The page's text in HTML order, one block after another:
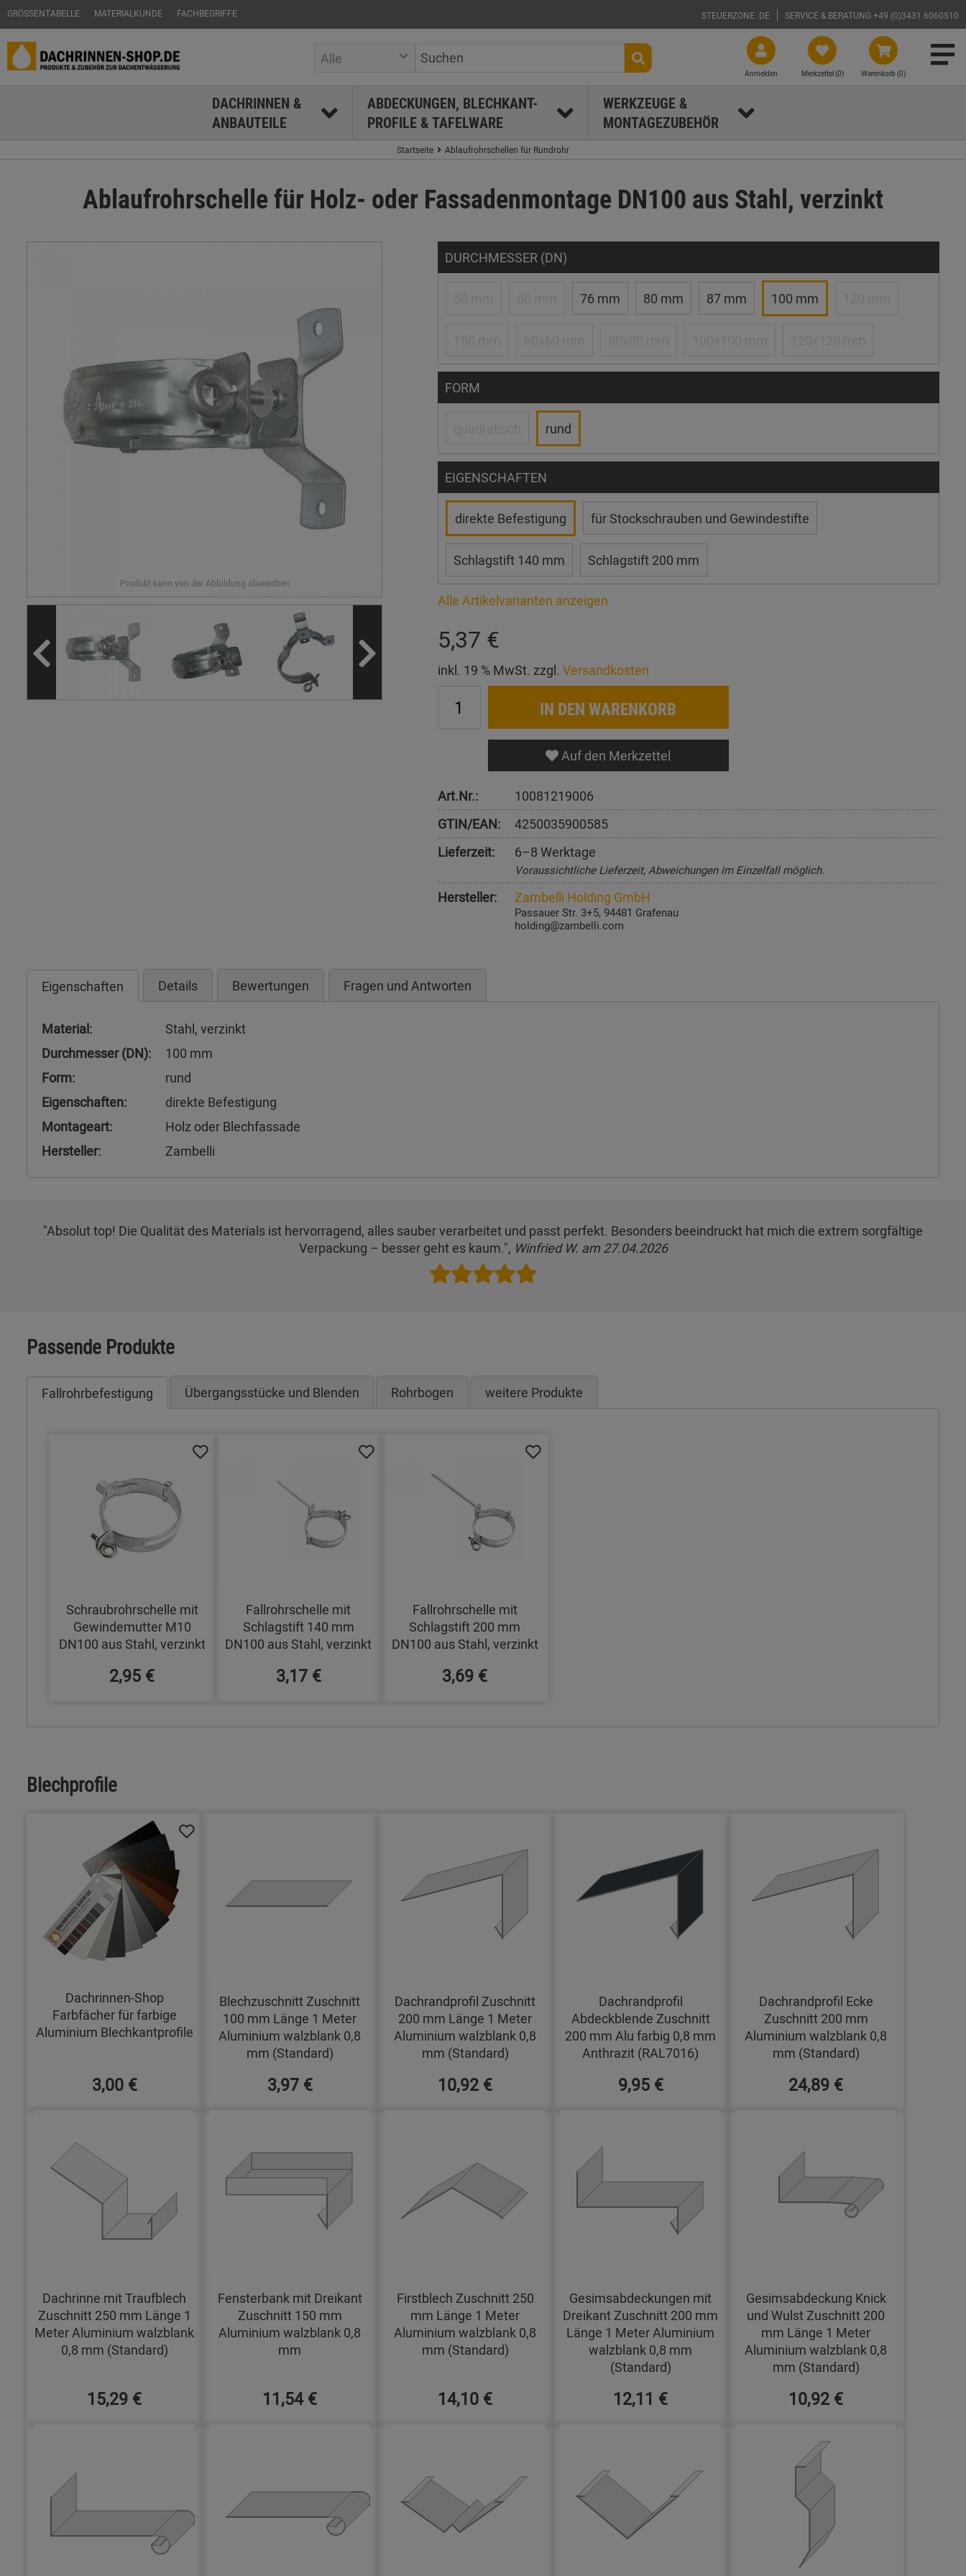
GRÖSSENTABELLE MATERIALKUNDE FACHBEGRIFFE STEUERZONE: DE SERVICE & BERATUNG +49 (0)3431 6060510
Warenkorb (0)
Merkzettel (0)
Anmelden
Alle
DACHRINNEN &
ANBAUTEILE
ABDECKUNGEN, BLECHKANT-
PROFILE & TAFELWARE
WERKZEUGE &
MONTAGEZUBEHÖR
Startseite Ablaufrohrschellen für Rundrohr
Ablaufrohrschelle für Holz- oder Fassadenmontage DN100 aus Stahl, verzinkt
DURCHMESSER (DN)
76 mm 80 mm 87 mm 100 mm
FORM
rund
EIGENSCHAFTEN
direkte Befestigung für Stockschrauben und Gewindestifte
Schlagstift 140 mm Schlagstift 200 mm
Alle Artikelvarianten anzeigen
5,37 €
inkl. 19 % MwSt. zzgl. Versandkosten
IN DEN WARENKORB
Auf den Merkzettel
Art.Nr.:
10081219006
GTIN/EAN:
4250035900585
Lieferzeit:
6–8 Werktage
Voraussichtliche Lieferzeit, Abweichungen im Einzelfall möglich.
Hersteller: Zambelli Holding GmbH
Passauer Str. 3+5, 94481 Grafenau
holding@zambelli.com
Eigenschaften Details Bewertungen Fragen und Antworten
Material:
Stahl, verzinkt
Durchmesser (DN):
100 mm
Form:
rund
Eigenschaften:
direkte Befestigung
Montageart:
Holz oder Blechfassade
Hersteller:
Zambelli
"Absolut top! Die Qualität des Materials ist hervorragend, alles sauber verarbeitet und passt perfekt. Besonders beeindruckt hat mich die extrem sorgfältige
Verpackung – besser geht es kaum.", Winfried W. am 27.04.2026
Passende Produkte
Fallrohrbefestigung Übergangsstücke und Blenden Rohrbogen weitere Produkte
Schraubrohrschelle mit
Gewindemutter M10
DN100 aus Stahl, verzinkt
2,95 €
Fallrohrschelle mit
Schlagstift 140 mm
DN100 aus Stahl, verzinkt
3,17 €
Fallrohrschelle mit
Schlagstift 200 mm
DN100 aus Stahl, verzinkt
3,69 €
Blechprofile
Dachrinnen-Shop
Farbfächer für farbige
Aluminium Blechkantprofile
3,00 €
Blechzuschnitt Zuschnitt
100 mm Länge 1 Meter
Aluminium walzblank 0,8
mm (Standard)
3,97 €
Dachrandprofil Zuschnitt
200 mm Länge 1 Meter
Aluminium walzblank 0,8
mm (Standard)
10,92 €
Dachrandprofil
Abdeckblende Zuschnitt
200 mm Alu farbig 0,8 mm
Anthrazit (RAL7016)
9,95 €
Dachrandprofil Ecke
Zuschnitt 200 mm
Aluminium walzblank 0,8
mm (Standard)
24,89 €
Dachrinne mit Traufblech
Zuschnitt 250 mm Länge 1
Meter Aluminium walzblank
0,8 mm (Standard)
15,29 €
Fensterbank mit Dreikant
Zuschnitt 150 mm
Aluminium walzblank 0,8
mm
11,54 €
Firstblech Zuschnitt 250
mm Länge 1 Meter
Aluminium walzblank 0,8
mm (Standard)
14,10 €
Gesimsabdeckungen mit
Dreikant Zuschnitt 200 mm
Länge 1 Meter Aluminium
walzblank 0,8 mm
(Standard)
12,11 €
Gesimsabdeckung Knick
und Wulst Zuschnitt 200
mm Länge 1 Meter
Aluminium walzblank 0,8
mm (Standard)
10,92 €